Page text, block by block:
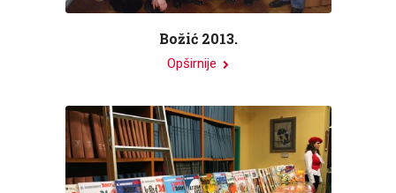
Božić 2013.
Opširnije